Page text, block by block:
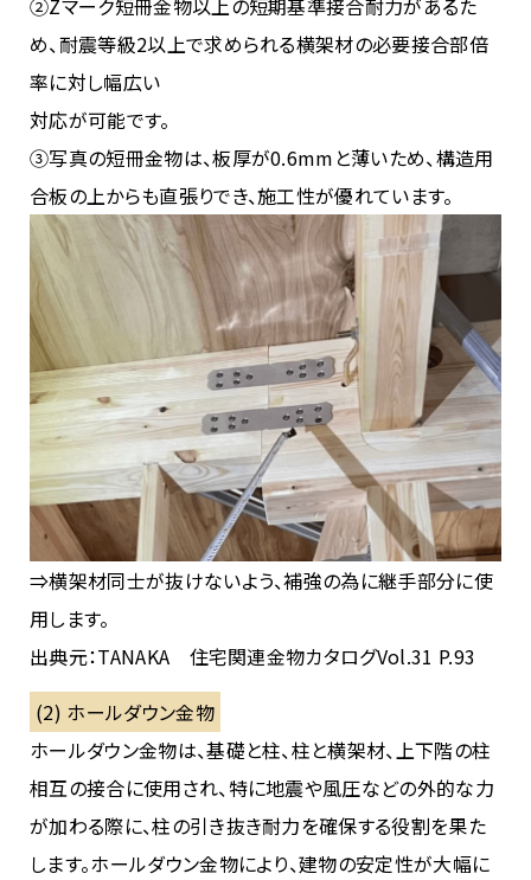
め、耐震等級2以上で求められる横架材の必要接合部倍
率に対し幅広い
対応が可能です。
③写真の短冊金物は、板厚が0.6mmと薄いため、構造用
合板の上からも直張りでき、施工性が優れています。
⇒横架材同士が抜けないよう、補強の為に継手部分に使
用します。
出典元：TANAKA 住宅関連金物カタログVol.31 P.93
(2) ホールダウン金物
ホールダウン金物は、基礎と柱、柱と横架材、上下階の柱
相互の接合に使用され、特に地震や風圧などの外的な力
が加わる際に、柱の引き抜き耐力を確保する役割を果た
します。ホールダウン金物により、建物の安定性が大幅に